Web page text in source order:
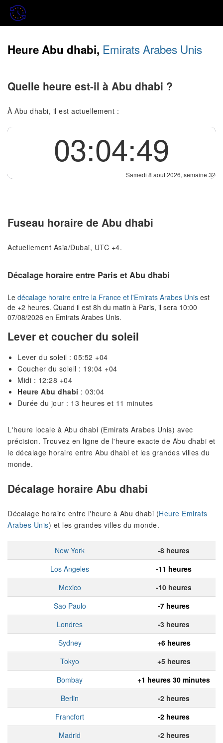
Heure Abu dhabi, Emirats Arabes Unis
Quelle heure est-il à Abu dhabi ?
À Abu dhabi, il est actuellement :
03:04:49
Samedi 8 août 2026, semaine 32
Fuseau horaire de Abu dhabi
Actuellement Asia/Dubai, UTC +4.
Décalage horaire entre Paris et Abu dhabi
Le décalage horaire entre la France et l'Emirats Arabes Unis est
de +2 heures. Quand il est 8h du matin à Paris, il sera 10:00
07/08/2026 en Emirats Arabes Unis.
Lever et coucher du soleil
Lever du soleil : 05:52 +04
Coucher du soleil : 19:04 +04
Midi : 12:28 +04
Heure Abu dhabi : 03:04
Durée du jour : 13 heures et 11 minutes
L'heure locale à Abu dhabi (Emirats Arabes Unis) avec
précision. Trouvez en ligne de l'heure exacte de Abu dhabi et
le décalage horaire entre Abu dhabi et les grandes villes du
monde.
Décalage horaire Abu dhabi
Décalage horaire entre l'heure à Abu dhabi (Heure Emirats
Arabes Unis) et les grandes villes du monde.
New York
-8 heures
Los Angeles
-11 heures
Mexico
-10 heures
Sao Paulo
-7 heures
Londres
-3 heures
Sydney
+6 heures
Tokyo
+5 heures
Bombay
+1 heures 30 minutes
Berlin
-2 heures
Francfort
-2 heures
Madrid
-2 heures